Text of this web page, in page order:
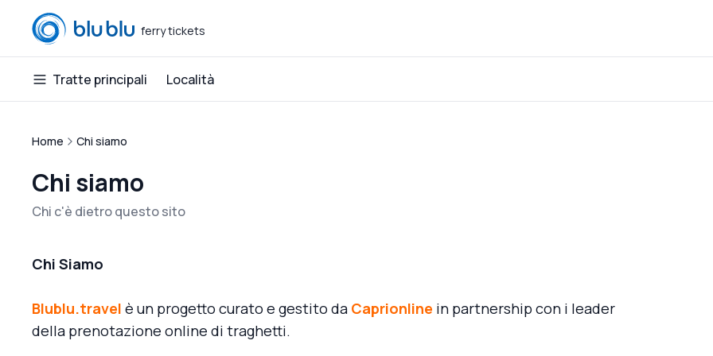
ferry tickets
Tratte principali Località
Home Chi siamo
Chi siamo
Chi c'è dietro questo sito
Chi Siamo
Blublu.travel è un progetto curato e gestito da Caprionline in partnership con i leader
della prenotazione online di traghetti.